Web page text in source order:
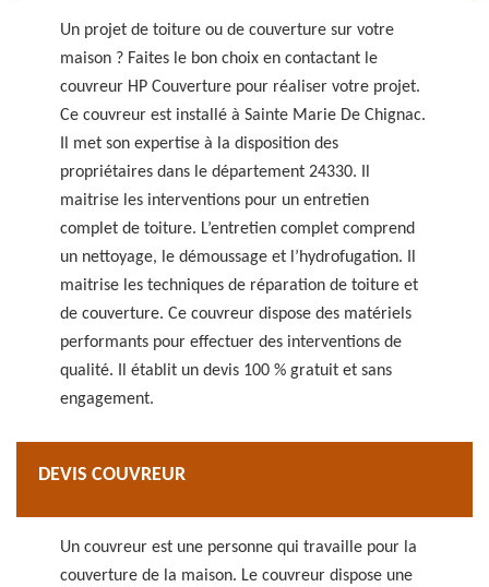
Un projet de toiture ou de couverture sur votre
maison ? Faites le bon choix en contactant le
couvreur HP Couverture pour réaliser votre projet.
Ce couvreur est installé à Sainte Marie De Chignac.
Il met son expertise à la disposition des
propriétaires dans le département 24330. Il
maitrise les interventions pour un entretien
complet de toiture. L’entretien complet comprend
un nettoyage, le démoussage et l’hydrofugation. Il
maitrise les techniques de réparation de toiture et
de couverture. Ce couvreur dispose des matériels
performants pour effectuer des interventions de
qualité. Il établit un devis 100 % gratuit et sans
engagement.
DEVIS COUVREUR
Un couvreur est une personne qui travaille pour la
couverture de la maison. Le couvreur dispose une